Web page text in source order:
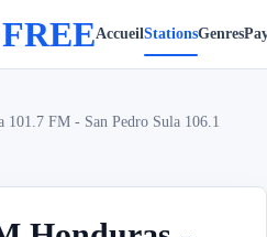
FREEAccueilStationsGenres
101.7 FM - San Pedro Sula 106.1